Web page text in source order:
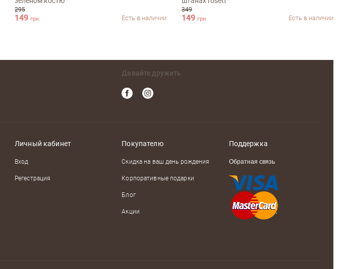
295
149 грн Есть в наличии
349
149 грн Есть в наличии
Давайте дружить
Личный кабинет
Вход
Регестрация
Покупателю
Скидка на ваш день рождения
Корпоративные подарки
Блог
Акции
Поддержка
Обратная связь
Недостатки